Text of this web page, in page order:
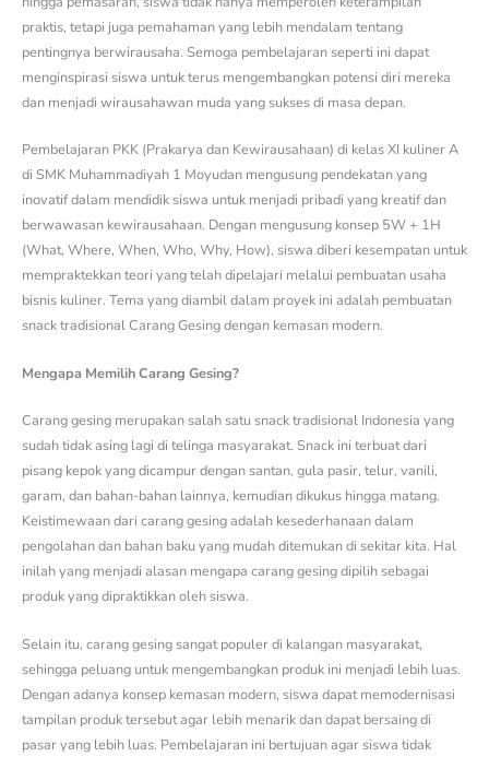
praktis, tetapi juga pemahaman yang lebih mendalam tentang
pentingnya berwirausaha. Semoga pembelajaran seperti ini dapat
menginspirasi siswa untuk terus mengembangkan potensi diri mereka
dan menjadi wirausahawan muda yang sukses di masa depan.
Pembelajaran PKK (Prakarya dan Kewirausahaan) di kelas XI kuliner A
di SMK Muhammadiyah 1 Moyudan mengusung pendekatan yang
inovatif dalam mendidik siswa untuk menjadi pribadi yang kreatif dan
berwawasan kewirausahaan. Dengan mengusung konsep 5W + 1H
(What, Where, When, Who, Why, How), siswa diberi kesempatan untuk
mempraktekkan teori yang telah dipelajari melalui pembuatan usaha
bisnis kuliner. Tema yang diambil dalam proyek ini adalah pembuatan
snack tradisional Carang Gesing dengan kemasan modern.
Mengapa Memilih Carang Gesing?
Carang gesing merupakan salah satu snack tradisional Indonesia yang
sudah tidak asing lagi di telinga masyarakat. Snack ini terbuat dari
pisang kepok yang dicampur dengan santan, gula pasir, telur, vanili,
garam, dan bahan-bahan lainnya, kemudian dikukus hingga matang.
Keistimewaan dari carang gesing adalah kesederhanaan dalam
pengolahan dan bahan baku yang mudah ditemukan di sekitar kita. Hal
inilah yang menjadi alasan mengapa carang gesing dipilih sebagai
produk yang dipraktikkan oleh siswa.
Selain itu, carang gesing sangat populer di kalangan masyarakat,
sehingga peluang untuk mengembangkan produk ini menjadi lebih luas.
Dengan adanya konsep kemasan modern, siswa dapat memodernisasi
tampilan produk tersebut agar lebih menarik dan dapat bersaing di
pasar yang lebih luas. Pembelajaran ini bertujuan agar siswa tidak